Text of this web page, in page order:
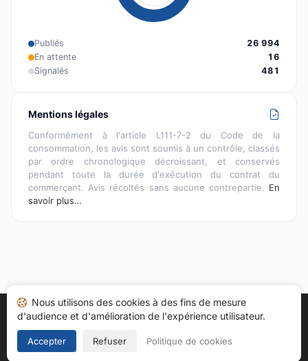
Publiés
26 994
En attente
16
Signalés
481
Mentions légales
Conformément à l'article L111-7-2 du Code de la
consommation, les avis sont soumis à un contrôle, classés
par ordre chronologique décroissant, et conservés
pendant toute la durée d'exécution du contrat du
commerçant. Avis récoltés sans aucune contrepartie. En
savoir plus…
Accueil Mes avis Catégories CGU
Cookies
Politique de confidentialité
Copyright © 2026
Nous utilisons des cookies à des fins de mesure
d'audience et d'amélioration de l'expérience utilisateur.
Accepter Refuser Politique de cookies